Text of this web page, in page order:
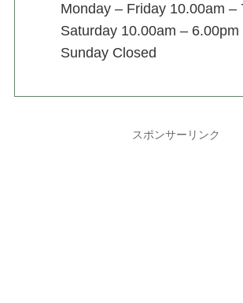
Monday – Friday 10.00am –
Saturday 10.00am – 6.00pm
Sunday Closed
スポンサーリンク